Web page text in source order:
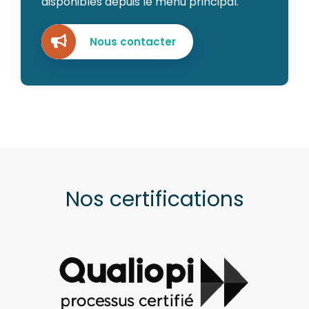
Nous contacter
Nos certifications